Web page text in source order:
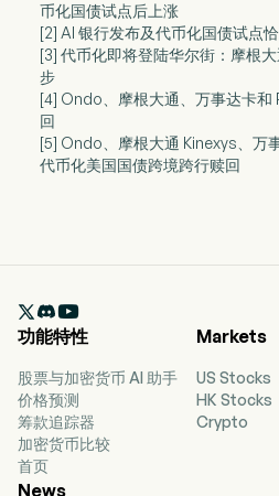
币化国债试点后上涨
[2] AI 银行发布及代币化国债试点
[3] 代币化即将登陆华尔街：摩根
步
[4] Ondo、摩根大通、万事达卡和
回
[5] Ondo、摩根大通 Kinexys、万
代币化美国国债跨境跨行赎回

功能特性
股票与加密货币 AI 助手
价格预测
筹款追踪器
加密货币比较
首页
Markets
US Stocks
HK Stocks
Crypto
News